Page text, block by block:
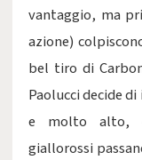
vantaggio, ma
azione)
bel tiro di
Paolucci decide
e molto alto,
giallorossi